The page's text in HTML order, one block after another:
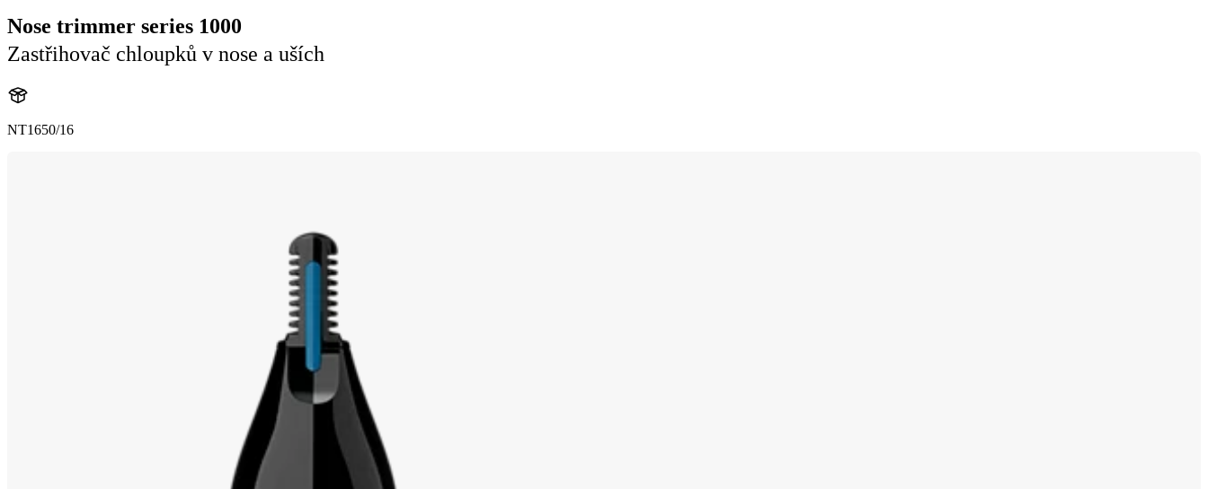
Nose trimmer series 1000
Zastřihovač chloupků v nose a uších
NT1650/16